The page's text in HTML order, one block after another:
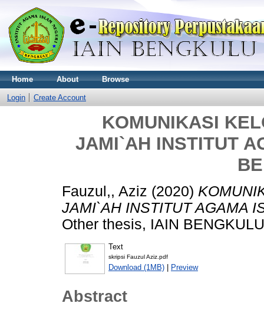
Home About Browse
Login Create Account
KOMUNIKASI
JAMI`AH INSTITUT
Fauzul,, Aziz (2020)
JAMI`AH INSTITUT AGAMA
Other thesis, IAIN
Text
skripsi Fauzul Aziz.pdf
Download (1MB) | Preview
Abstract